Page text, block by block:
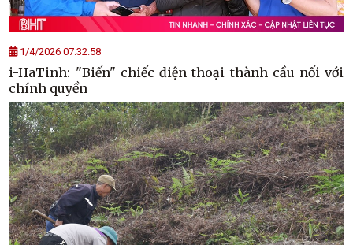
1/4/2026 07:32:58
i-HaTinh: "Biến" chiếc điện thoại thành cầu nối với
chính quyền